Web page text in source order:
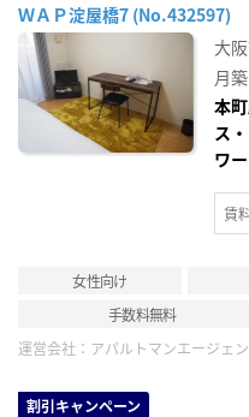
ＷＡＰ淀屋橋7 (No.432597)
大
月築
本
ス
ワ
賃
女性向け
手数料無料
運営会社： アパルトマンエージェ
割引キャンペーン